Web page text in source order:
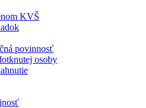
KVŠ
povinnosť
osoby